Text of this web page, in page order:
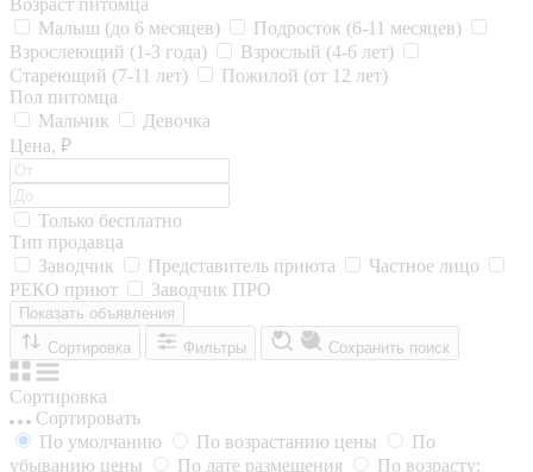
Малыш (до 6 месяцев)
Подросток (6-11 месяцев)
Взрослеющий (1-3 года)
Взрослый (4-6 лет)
Стареющий (7-11 лет)
Пожилой (от 12 лет)
Пол питомца
Мальчик
Девочка
Цена, ₽
Только бесплатно
Тип продавца
Заводчик
Представитель приюта
Частное лицо
РЕКО приют
Заводчик ПРО
Показать объявления
Сортировка
Фильтры Сохранить поиск
Сортировка
Сортировать
По умолчанию
По возрастанию цены
По
убыванию цены
По дате размещения
По возрасту: